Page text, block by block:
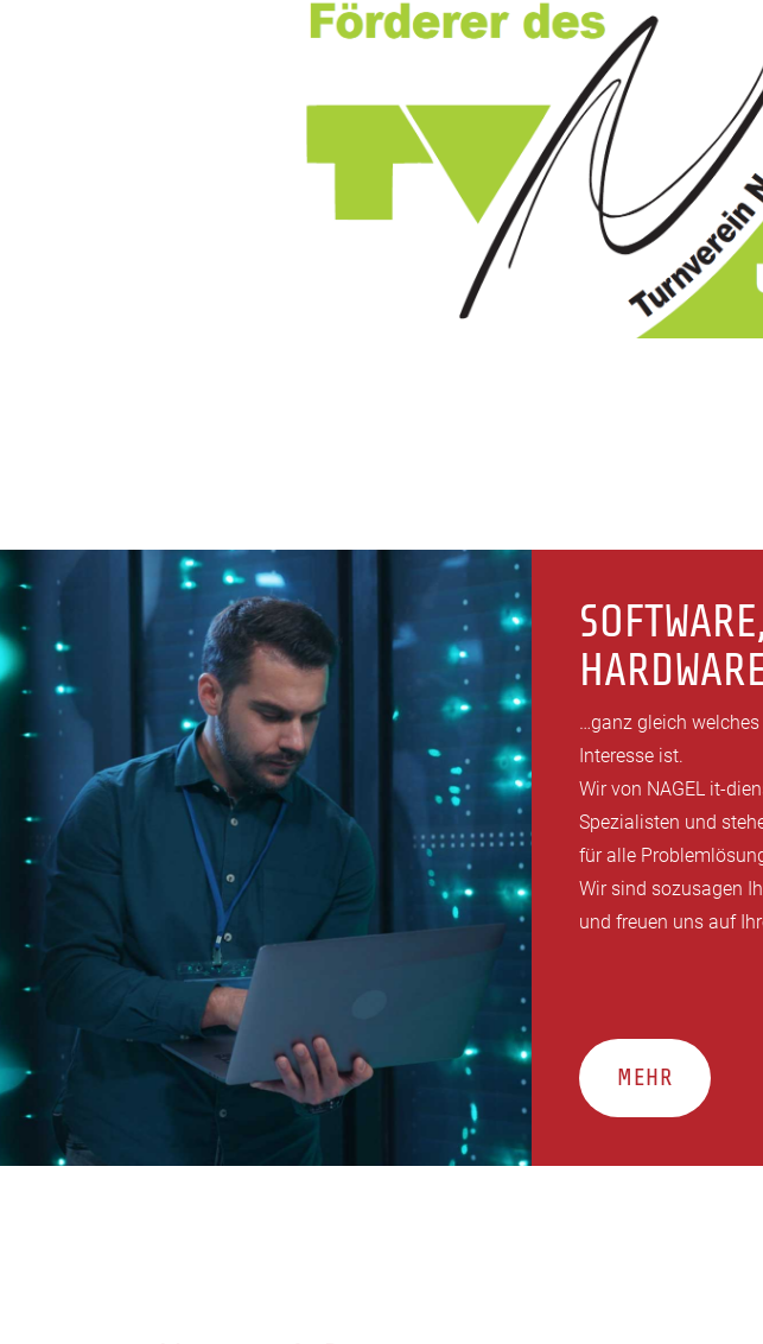
…ganz gleich welches
Interesse ist.
Wir von NAGEL it-
Spezialisten und
für alle
Wir sind sozusagen
und freuen uns auf
MEHR